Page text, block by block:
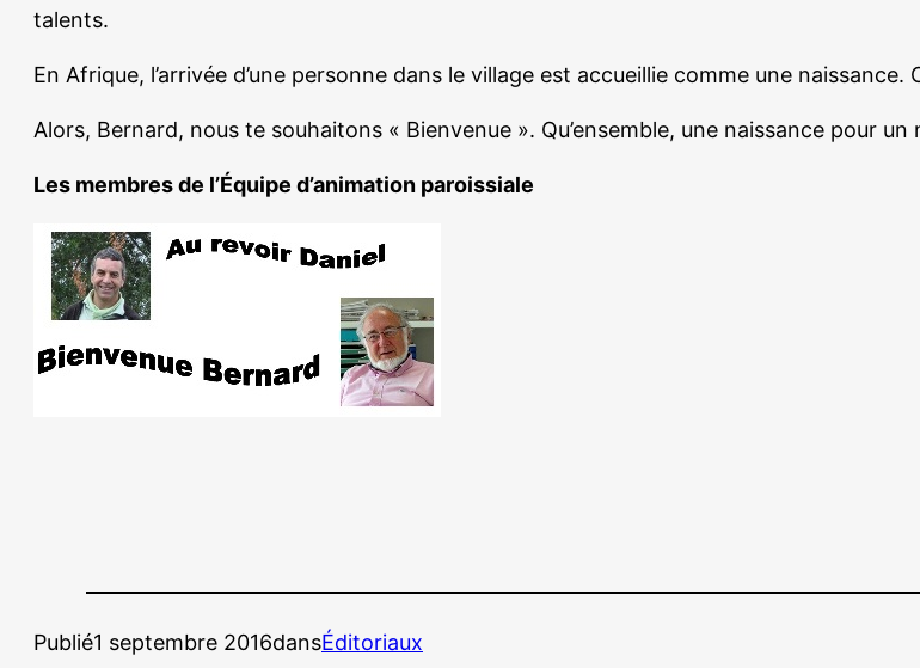
talents.
En Afrique, l’arrivée d’une personne dans le village est accueillie comme une naissance.
Alors, Bernard, nous te souhaitons « Bienvenue ». Qu’ensemble, une naissance pour
Les membres de l’Équipe d’animation paroissiale
Publié1 septembre 2016dansÉditoriaux